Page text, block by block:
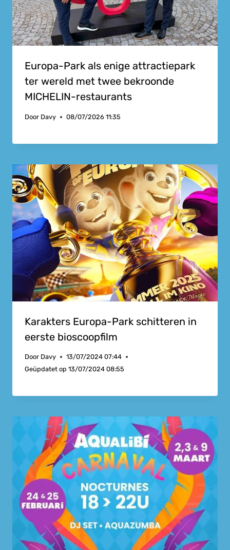
Europa-Park als enige attractiepark
ter wereld met twee bekroonde
MICHELIN-restaurants
Door Davy 08/07/2026 11:35
Karakters Europa-Park schitteren in
eerste bioscoopfilm
Door Davy
13/07/2024 07:44
Geüpdatet op 13/07/2024 08:55